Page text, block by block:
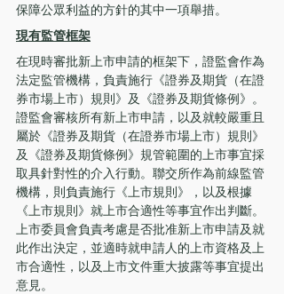
保障公眾利益的方針的其中一項舉措。
現有監管框架
在現時審批新上市申請的框架下，證監會作為
法定監管機構，負責施行《證券及期貨（在證
券市場上市）規則》及《證券及期貨條例》。
證監會審核所有新上市申請，以及就較嚴重且
屬於《證券及期貨（在證券市場上市）規則》
及《證券及期貨條例》規管範圍的上市事宜採
取具針對性的介入行動。聯交所作為前線監管
機構，則負責施行《上市規則》，以及根據
《上市規則》就上市合適性等事宜作出判斷。
上市委員會負責考慮是否批准新上市申請及就
此作出決定，並適時就申請人的上市資格及上
市合適性，以及上市文件重大披露等事宜提出
意見。